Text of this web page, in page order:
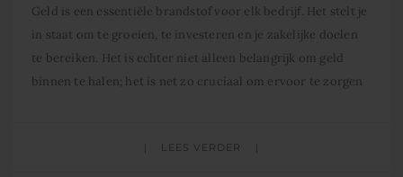
Geld is een essentiële brandstof voor elk bedrijf. Het stelt je
in staat om te groeien, te investeren en je zakelijke doelen
te bereiken. Het is echter niet alleen belangrijk om geld
binnen te halen; het is net zo cruciaal om ervoor te zorgen
LEES VERDER